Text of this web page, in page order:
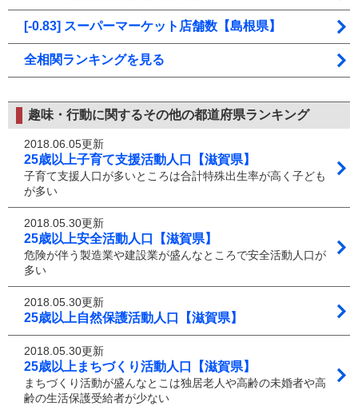
[-0.83] スーパーマーケット店舗数【島根県】
全相関ランキングを見る
趣味・行動に関するその他の都道府県ランキング
2018.06.05更新
25歳以上子育て支援活動人口【滋賀県】
子育て支援人口が多いところは合計特殊出生率が高く子ども
が多い
2018.05.30更新
25歳以上安全活動人口【滋賀県】
危険が伴う製造業や建設業が盛んなところで安全活動人口が
多い
2018.05.30更新
25歳以上自然保護活動人口【滋賀県】
2018.05.30更新
25歳以上まちづくり活動人口【滋賀県】
まちづくり活動が盛んなとこは独居老人や高齢の未婚者や高
齢の生活保護受給者が少ない